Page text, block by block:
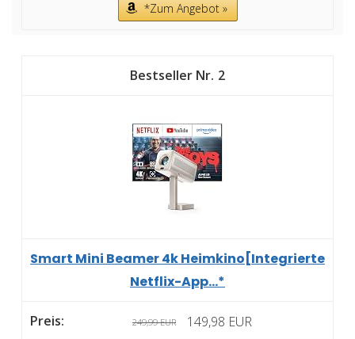
*Zum Angebot »
2
Smart Mini Beamer 4k Heimkino[Integrierte
Netflix-App...*
249,99 EUR 149,98 EUR